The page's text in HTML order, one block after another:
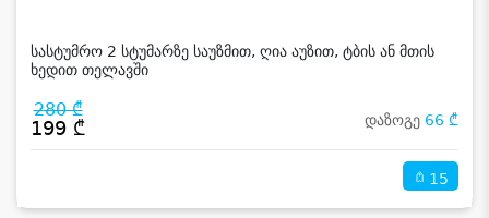
სასტუმრო 2 სტუმარზე საუზმით, ღია აუზით, ტბის ან მთის
ხედით თელავში
280 ₾
199 ₾ დაზოგე 66 ₾
15